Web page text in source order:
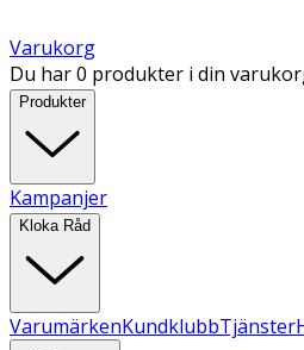
Varukorg
Du har 0 produkter i din
Produkter
Kampanjer
Kloka Råd
VarumärkenKundklubbTjänster